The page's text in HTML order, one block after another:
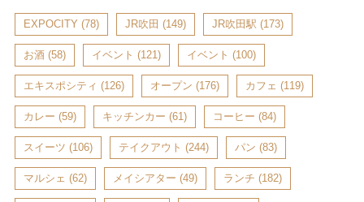
EXPOCITY (78) JR吹田 (149) JR吹田駅 (173)
お酒 (58) イベント (121) イベント (100)
エキスポシティ (126) オープン (176) カフェ (119)
カレー (59) キッチンカー (61) コーヒー (84)
スイーツ (106) テイクアウト (244) パン (83)
マルシェ (62) メイシアター (49) ランチ (182)